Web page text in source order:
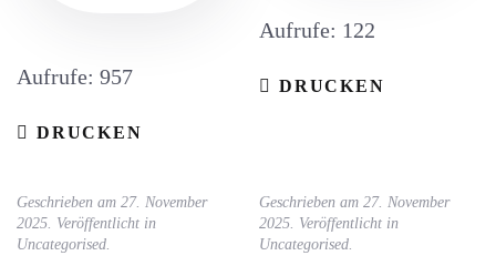
Aufrufe: 957
DRUCKEN
Aufrufe: 122
DRUCKEN
Geschrieben am 27. November
2025. Veröffentlicht in
Uncategorised.
Geschrieben am 27. November
2025. Veröffentlicht in
Uncategorised.